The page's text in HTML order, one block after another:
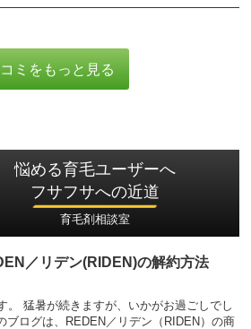
ミをもっと見る
悩める育毛ユーザーへ
フサフサへの近道
育毛剤相談室
／リデン(RIDEN)の解約方法
。 猛暑が続きますが、いかがお過ごしでし
ログは、REDEN／リデン（RIDEN）の商